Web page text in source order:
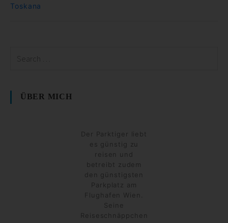
Toskana
ÜBER MICH
Der Parktiger liebt
es günstig zu
reisen und
betreibt zudem
den günstigsten
Parkplatz am
Flughafen Wien.
Seine
Reiseschnäppchen